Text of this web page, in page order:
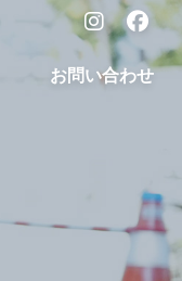
お問い合わせ